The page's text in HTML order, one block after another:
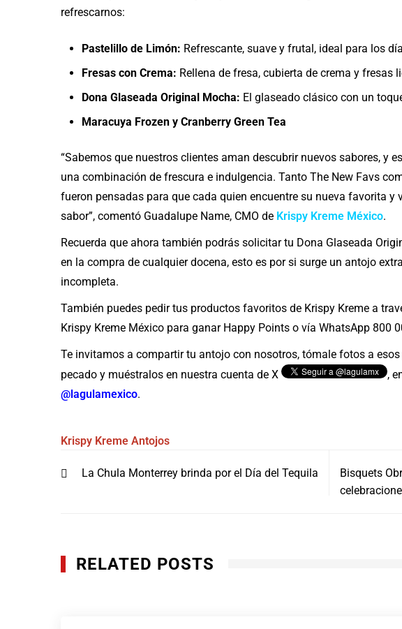
refrescarnos:
Pastelillo de Limón: Refrescante, suave y frutal, ideal para los
Fresas con Crema: Rellena de fresa, cubierta de crema y fresas
Dona Glaseada Original Mocha: El glaseado clásico con un
Maracuya Frozen y Cranberry Green Tea
“Sabemos que nuestros clientes aman descubrir nuevos sabores, y
una combinación de frescura e indulgencia. Tanto The New Favs
fueron pensadas para que cada quien encuentre su nueva favorita
sabor”, comentó Guadalupe Name, CMO de Krispy Kreme México.
Recuerda que ahora también podrás solicitar tu Dona Glaseada
en la compra de cualquier docena, esto es por si surge un antojo
incompleta.
También puedes pedir tus productos favoritos de Krispy Kreme a
Krispy Kreme México para ganar Happy Points o vía WhatsApp 800
Te invitamos a compartir tu antojo con nosotros, tómale fotos a
pecado y muéstralos en nuestra cuenta de X
,
@lagulamexico.
Krispy Kreme Antojos
Navegación
La Chula Monterrey brinda por el Día del Tequila
Bisquets
RELATED POSTS